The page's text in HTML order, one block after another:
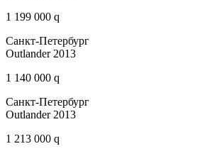
1 199 000 q
Санкт-Петербург
Outlander 2013
1 140 000 q
Санкт-Петербург
Outlander 2013
1 213 000 q